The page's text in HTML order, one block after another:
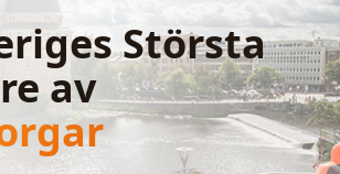
Största
av